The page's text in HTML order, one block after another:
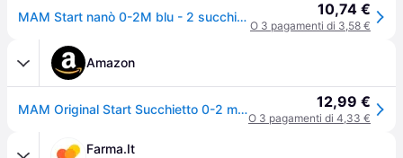
MAM Start nanò 0-2M blu - 2 succhietti tettarella in silicone - fantasie assortite 10,74 €
O 3 pagamenti di 3,58 €
Amazon
MAM Original Start Succhietto 0-2 mesi, Set da 2 ciucci, Verde/Azzurro 12,99 €
O 3 pagamenti di 4,33 €
Farma.It